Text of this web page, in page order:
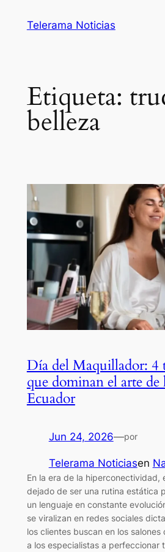
Telerama Noticias
Etiqueta:
belleza
Día del Maquillador: 4
que dominan el arte de
Ecuador
Jun 24, 2026—por
Telerama Noticiasen
En la era de la hiperconectividad,
dejado de ser una rutina estática
un lenguaje en constante
se viralizan en redes sociales
los clientes buscan en los
a los especialistas a perfeccionar